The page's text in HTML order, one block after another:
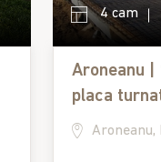
4 cam
Aroneanu
placa
Aroneanu,